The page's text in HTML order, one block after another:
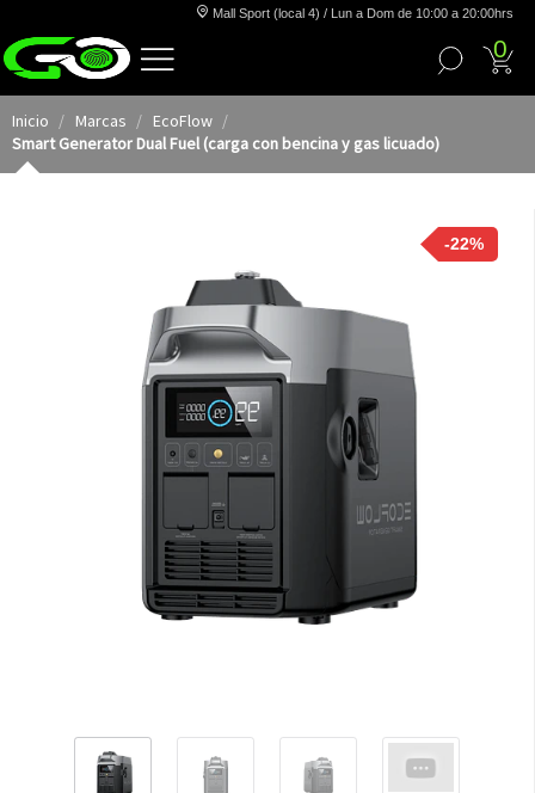
Mall Sport (local 4) / Lun a Dom de 10:00 a 20:00hrs
0
Inicio Marcas
EcoFlow
Smart Generator Dual Fuel (carga con bencina y gas licuado)
-22%